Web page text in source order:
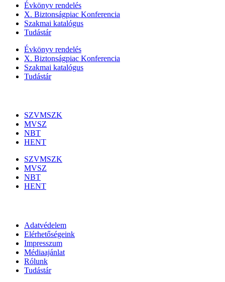
Évkönyv rendelés
X. Biztonságpiac Konferencia
Szakmai katalógus
Tudástár
Évkönyv rendelés
X. Biztonságpiac Konferencia
Szakmai katalógus
Tudástár
SZVMSZK
MVSZ
NBT
HENT
SZVMSZK
MVSZ
NBT
HENT
Adatvédelem
Elérhetőségeink
Impresszum
Médiaajánlat
Rólunk
Tudástár